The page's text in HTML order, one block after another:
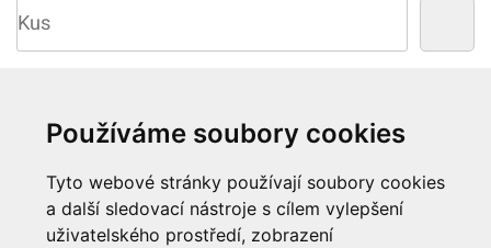
Používáme soubory cookies
Tyto webové stránky používají soubory cookies
a další sledovací nástroje s cílem vylepšení
uživatelského prostředí, zobrazení
Trefferanzahl:
24
48 96
Anzahl Produkte: 6